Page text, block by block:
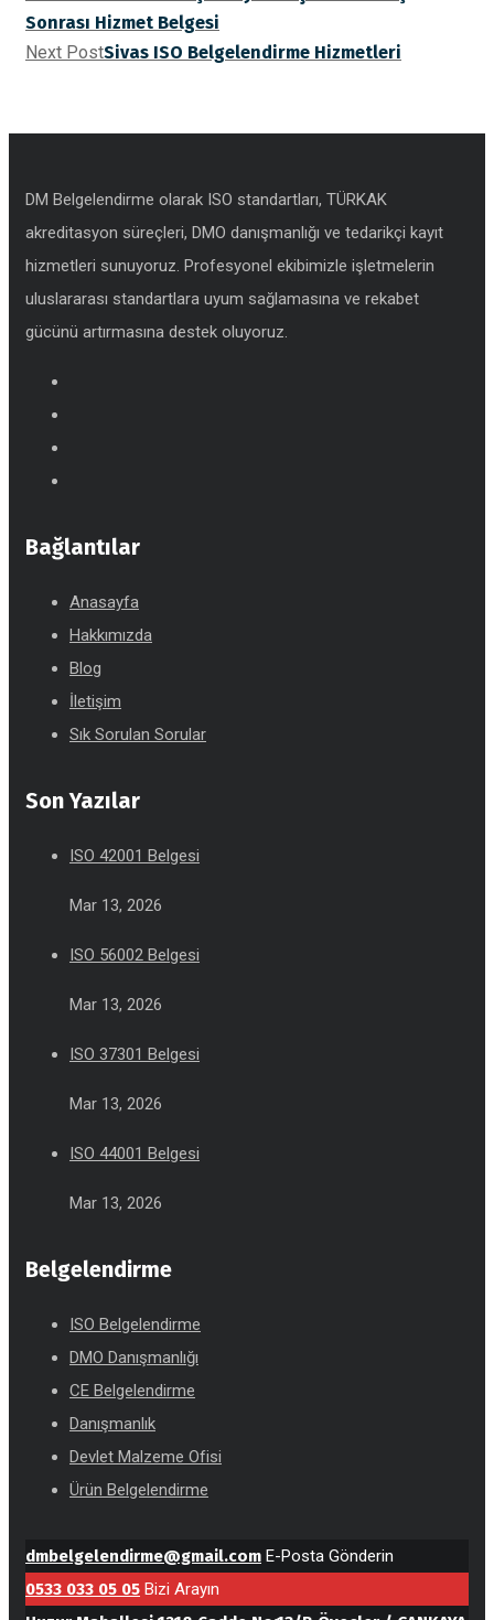
Sonrası Hizmet Belgesi
Next PostSivas ISO Belgelendirme Hizmetleri
DM Belgelendirme olarak ISO standartları, TÜRKAK
akreditasyon süreçleri, DMO danışmanlığı ve tedarikçi kayıt
hizmetleri sunuyoruz. Profesyonel ekibimizle işletmelerin
uluslararası standartlara uyum sağlamasına ve rekabet
gücünü artırmasına destek oluyoruz.
Bağlantılar
Anasayfa
Hakkımızda
Blog
İletişim
Sık Sorulan Sorular
Son Yazılar
ISO 42001 Belgesi
Mar 13, 2026
ISO 56002 Belgesi
Mar 13, 2026
ISO 37301 Belgesi
Mar 13, 2026
ISO 44001 Belgesi
Mar 13, 2026
Belgelendirme
ISO Belgelendirme
DMO Danışmanlığı
CE Belgelendirme
Danışmanlık
Devlet Malzeme Ofisi
Ürün Belgelendirme
dmbelgelendirme@gmail.com E-Posta Gönderin
0533 033 05 05 Bizi Arayın